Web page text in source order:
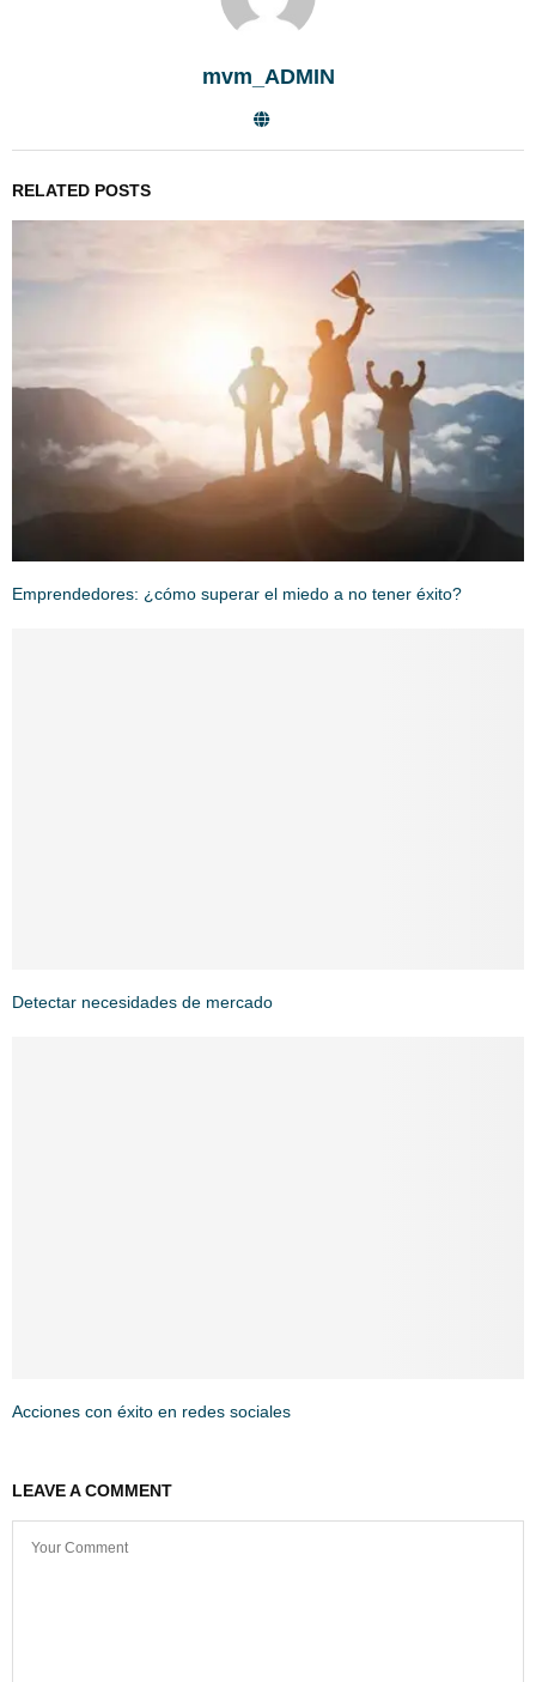
mvm_ADMIN
RELATED POSTS
Emprendedores: ¿cómo superar el miedo a no tener éxito?
Detectar necesidades de mercado
Acciones con éxito en redes sociales
LEAVE A COMMENT